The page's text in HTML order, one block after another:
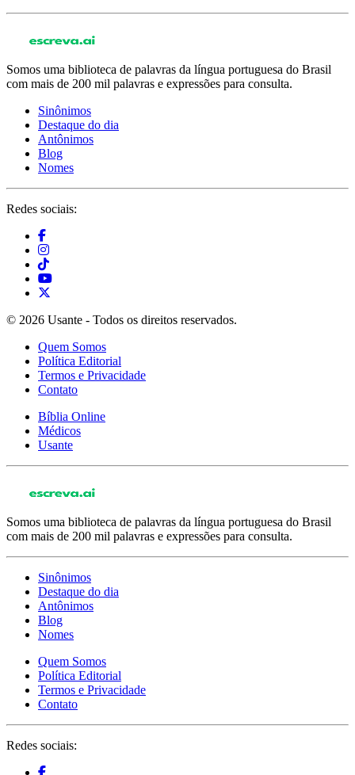
Somos uma biblioteca de palavras da língua portuguesa do Brasil
com mais de 200 mil palavras e expressões para consulta.
Sinônimos
Destaque do dia
Antônimos
Blog
Nomes
Redes sociais:
© 2026 Usante - Todos os direitos reservados.
Quem Somos
Política Editorial
Termos e Privacidade
Contato
Bíblia Online
Médicos
Usante
Somos uma biblioteca de palavras da língua portuguesa do Brasil
com mais de 200 mil palavras e expressões para consulta.
Sinônimos
Destaque do dia
Antônimos
Blog
Nomes
Quem Somos
Política Editorial
Termos e Privacidade
Contato
Redes sociais: